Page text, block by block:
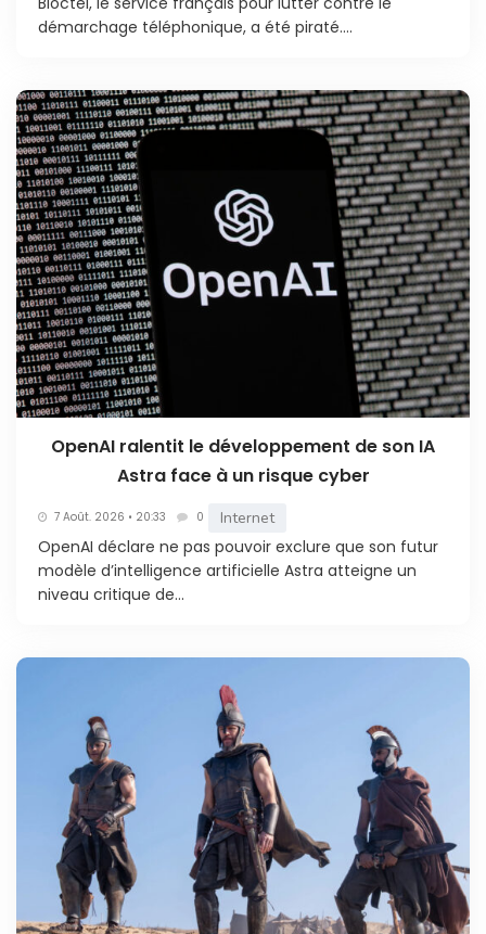
démarchage téléphonique, a été piraté....
OpenAI ralentit le développement de son IA
Astra face à un risque cyber
7 Août. 2026 • 20:33 0 Internet
OpenAI déclare ne pas pouvoir exclure que son futur
modèle d’intelligence artificielle Astra atteigne un
niveau critique de...